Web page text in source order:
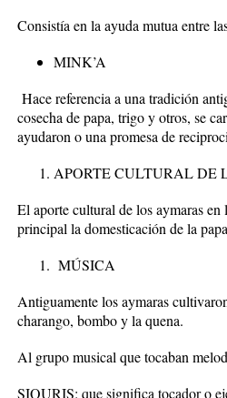
Consistía en la ayuda mutua entre
MINK’A
Hace referencia a una tradición
cosecha de papa, trigo y otros, se
ayudaron o una promesa de
APORTE CULTURAL
El aporte cultural de los aymaras
principal la domesticación de la
MÚSICA
Antiguamente los aymaras
charango, bombo y la quena.
Al grupo musical que tocaban
SIQURIS: que significa tocador o